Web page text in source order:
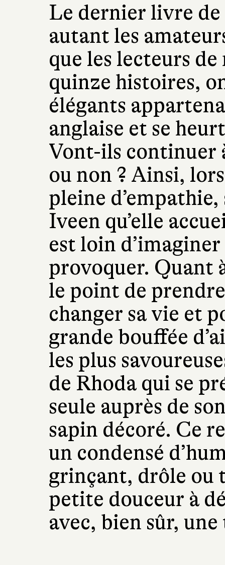
Le dernier livre
autant les
que les lecteurs
quinze histoires,
élégants
anglaise et se
Vont-ils continuer
ou non ? Ainsi,
pleine
Iveen qu’elle
est loin
provoquer. Quant
le point de
changer sa vie et
grande bouffée
les plus
de Rhoda qui se
seule auprès de
sapin décoré. Ce
un condensé
grinçant, drôle ou
petite douceur à
avec, bien sûr, une